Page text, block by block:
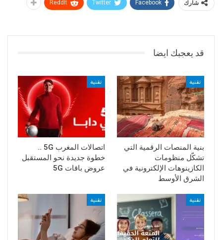
شارك Facebook
Twitter
ReddIt
قد يعجبك ايضا
تقنية
بنية المنصات الرقمية التي
تشكّل منظومات
الكازينوهات الإلكترونية في
الشرق الأوسط
تقنية
اتصالات المغرب 5G ..
خطوة جديدة نحو المستقبل
عروض باقات 5G
تقنية تقنية